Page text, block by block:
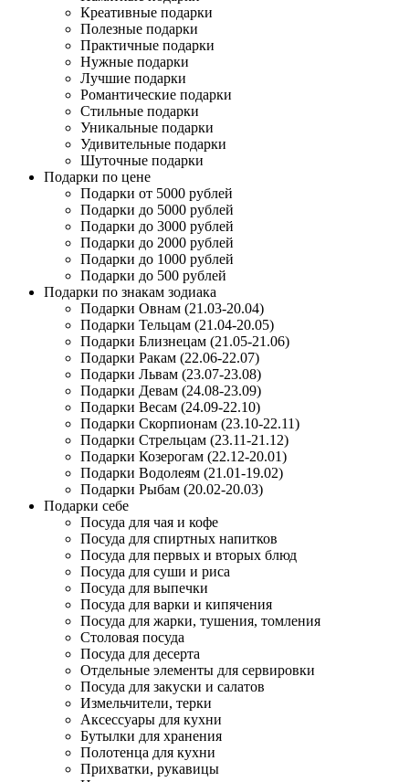
Креативные подарки
Полезные подарки
Практичные подарки
Нужные подарки
Лучшие подарки
Романтические подарки
Стильные подарки
Уникальные подарки
Удивительные подарки
Шуточные подарки
Подарки по цене
Подарки от 5000 рублей
Подарки до 5000 рублей
Подарки до 3000 рублей
Подарки до 2000 рублей
Подарки до 1000 рублей
Подарки до 500 рублей
Подарки по знакам зодиака
Подарки Овнам (21.03-20.04)
Подарки Тельцам (21.04-20.05)
Подарки Близнецам (21.05-21.06)
Подарки Ракам (22.06-22.07)
Подарки Львам (23.07-23.08)
Подарки Девам (24.08-23.09)
Подарки Весам (24.09-22.10)
Подарки Скорпионам (23.10-22.11)
Подарки Стрельцам (23.11-21.12)
Подарки Козерогам (22.12-20.01)
Подарки Водолеям (21.01-19.02)
Подарки Рыбам (20.02-20.03)
Подарки себе
Посуда для чая и кофе
Посуда для спиртных напитков
Посуда для первых и вторых блюд
Посуда для суши и риса
Посуда для выпечки
Посуда для варки и кипячения
Посуда для жарки, тушения, томления
Столовая посуда
Посуда для десерта
Отдельные элементы для сервировки
Посуда для закуски и салатов
Измельчители, терки
Аксессуары для кухни
Бутылки для хранения
Полотенца для кухни
Прихватки, рукавицы